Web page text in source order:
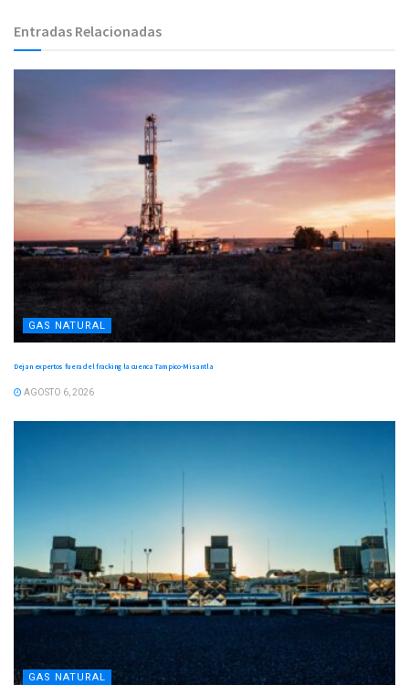
Entradas Relacionadas
GAS NATURAL
Dejan expertos fuera del fracking la cuenca Tampico-Misantla
AGOSTO 6, 2026
GAS NATURAL